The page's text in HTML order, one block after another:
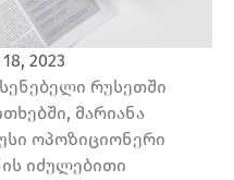
2023
რუსეთში
მარიანა
ოპოზიციონერი
იძულებითი